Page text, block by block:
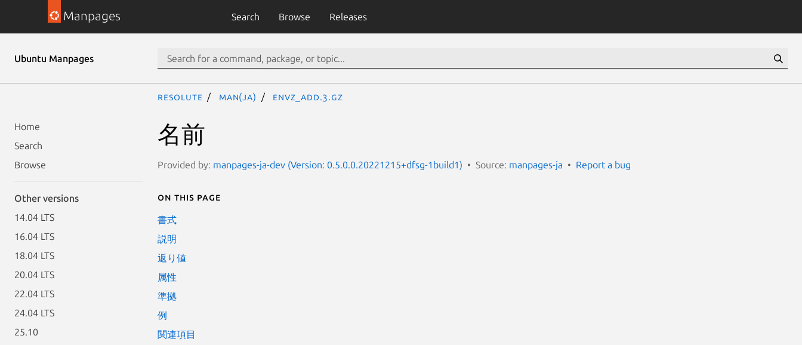
Manpages Search Browse Releases
Ubuntu Manpages
Home
Search
Browse
Other versions
14.04 LTS
16.04 LTS
18.04 LTS
20.04 LTS
22.04 LTS
24.04 LTS
25.10
resolute man(ja) envz_add.3.gz
名前
Provided by: manpages-ja-dev (Version: 0.5.0.0.20221215+dfsg-1build1) Source: manpages-ja Report a bug
On this page
書式
説明
返り値
属性
準拠
例
関連項目